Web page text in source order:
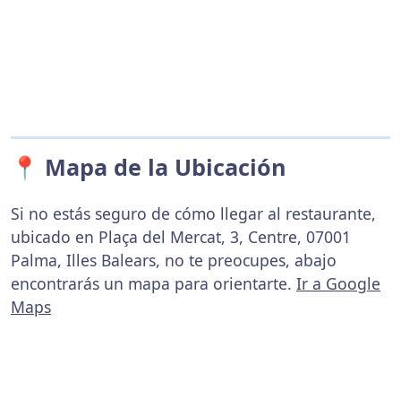
📍 Mapa de la Ubicación
Si no estás seguro de cómo llegar al restaurante,
ubicado en Plaça del Mercat, 3, Centre, 07001
Palma, Illes Balears, no te preocupes, abajo
encontrarás un mapa para orientarte. Ir a Google
Maps